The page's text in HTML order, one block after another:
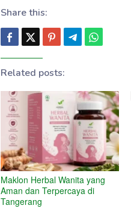
Share this:
Related posts:
Maklon Herbal Wanita yang
Aman dan Terpercaya di
Tangerang